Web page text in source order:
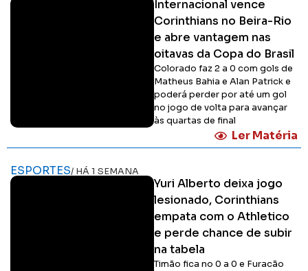
Internacional vence
Corinthians no Beira-Rio
e abre vantagem nas
oitavas da Copa do Brasil
Colorado faz 2 a 0 com gols de
Matheus Bahia e Alan Patrick e
poderá perder por até um gol
no jogo de volta para avançar
às quartas de final
Ler Matéria
ESPORTES/ HÁ 1 SEMANA
Yuri Alberto deixa jogo
lesionado, Corinthians
empata com o Athletico
e perde chance de subir
na tabela
Timão fica no 0 a 0 e Furacão